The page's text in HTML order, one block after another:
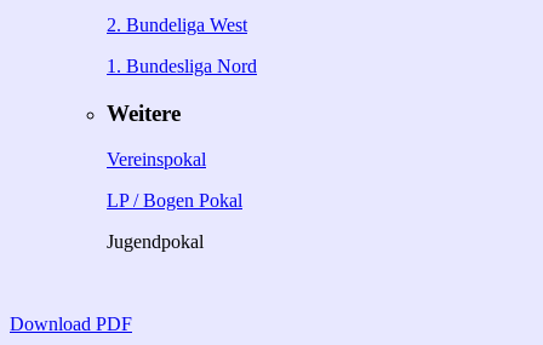
2. Bundeliga West
1. Bundesliga Nord
Weitere
Vereinspokal
LP / Bogen Pokal
Jugendpokal
Download PDF